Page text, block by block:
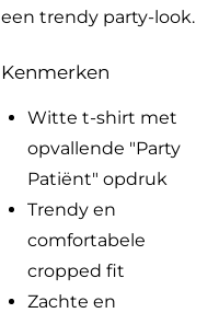
een trendy party-look.
Kenmerken
Witte t-shirt met
opvallende "Party
Patiënt" opdruk
Trendy en
comfortabele
cropped fit
Zachte en